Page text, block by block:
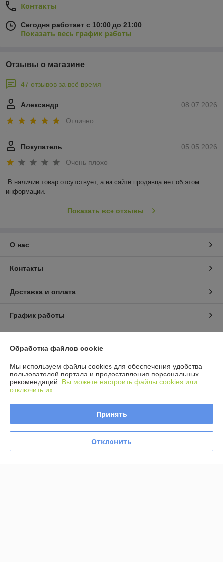
Контакты
Сегодня работает с 10:00 до 21:00
Показать весь график работы
Отзывы о магазине
47 отзывов за всё время
08.07.2026
Александр
Отлично
05.05.2026
Покупатель
Очень плохо
В наличии товар отсутствует, а на сайте продавца нет об этом
информации.
Показать все отзывы
О нас
Контакты
Доставка и оплата
График работы
Политика обработки cookies
Сайт создан на платформе Deal.by
Информация для покупателя
Обработка файлов cookie
Мы используем файлы cookies для обеспечения удобства
пользователей портала и предоставления персональных
рекомендаций. Вы можете настроить файлы cookies или
отключить их.
Принять
Отклонить